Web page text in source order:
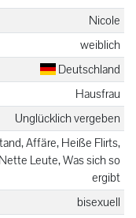
Nicole
weiblich
Deutschland
Hausfrau
Unglücklich vergeben
Affäre, Heiße Flirts,
Leute, Was sich so
ergibt
bisexuell